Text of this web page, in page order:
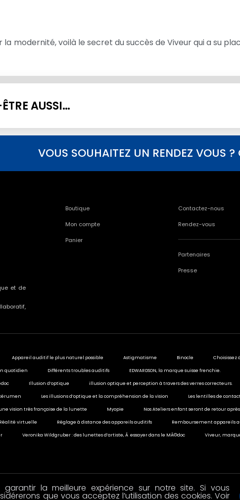
la modernité, voilà le secret du succès de Viveur qui a su
AUSSI…
VOUS SOUHAITEZ UN RENDEZ VOUS ?
et de
Boutique
Mon compte
Panier
Contactez-nous
Rendez-vous
Partenaires
Presse
Appareil auditif le plus naturel possible Astigmatisme Binocle Choisissez
quotidien Différents troubles auditifs EDWARDSON, la marque suisse frenchie.
Illusion d’optique illusion optique et perception à travers des verres correcteurs.
Les illusions d’optique et la compréhension de la vision Les lentilles de
vision très française de la lunette Myopie Nos Ateliers enfant seront de retour
Réalité virtuelle Réglage à distance des appareils auditifs Remboursement appareils
Veronika Wildgruber : des lunettes d’artiste, Ã essayer dans le MÃ©doc Viveur,
la meilleure expérience sur notre site. Si vous
que vous acceptez l’utilisation des cookies. Voir